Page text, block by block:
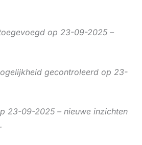
op 23-09-2025 –
gecontroleerd op 23-
23-09-2025 – nieuwe inzichten